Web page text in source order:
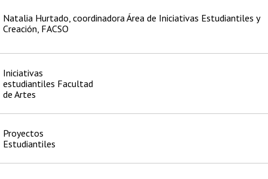
Natalia Hurtado, coordinadora Área de Iniciativas Estudiantiles y
Creación, FACSO
Iniciativas
estudiantiles Facultad
de Artes
Proyectos
Estudiantiles